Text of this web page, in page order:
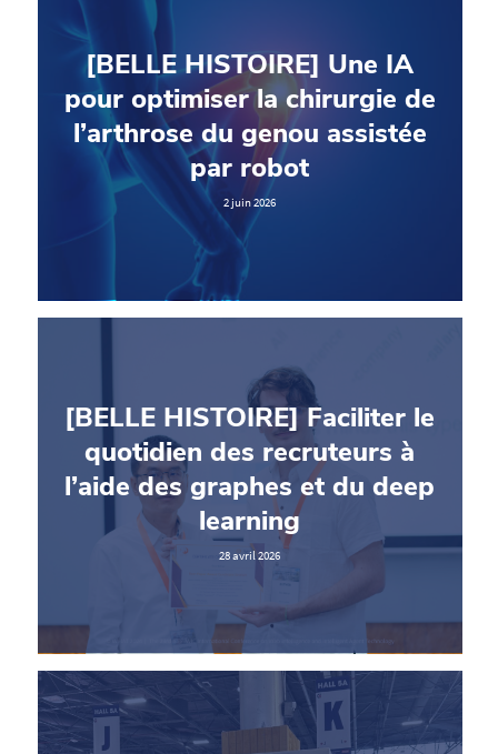
[BELLE HISTOIRE] Une IA
pour optimiser la chirurgie de
l’arthrose du genou assistée
par robot
2 juin 2026
[BELLE HISTOIRE] Faciliter le
quotidien des recruteurs à
l’aide des graphes et du deep
learning
28 avril 2026